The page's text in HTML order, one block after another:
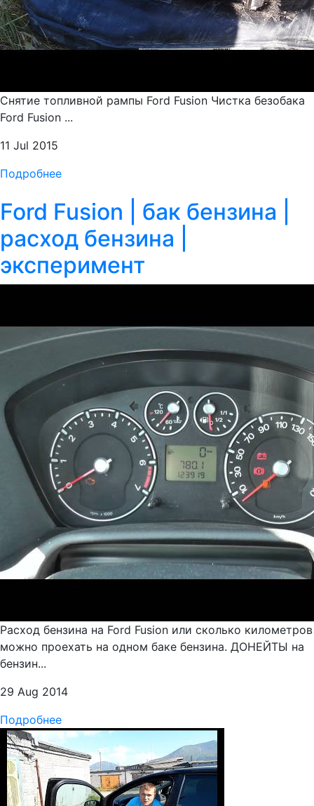
Снятие топливной рампы Ford Fusion Чистка безобака
Ford Fusion ...
11 Jul 2015
Подробнее
Ford Fusion | бак бензина |
расход бензина |
эксперимент
Расход бензина на Ford Fusion или сколько километров
можно проехать на одном баке бензина. ДОНЕЙТЫ на
бензин...
29 Aug 2014
Подробнее